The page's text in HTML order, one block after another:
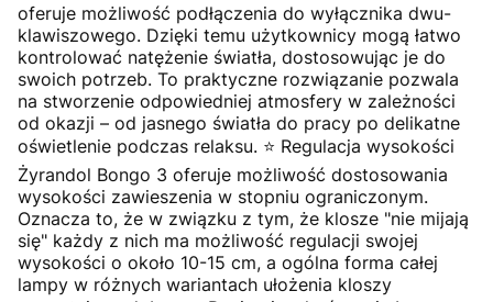
oferuje możliwość podłączenia do wyłącznika dwu-
klawiszowego. Dzięki temu użytkownicy mogą łatwo
kontrolować natężenie światła, dostosowując je do
swoich potrzeb. To praktyczne rozwiązanie pozwala
na stworzenie odpowiedniej atmosfery w zależności
od okazji – od jasnego światła do pracy po delikatne
oświetlenie podczas relaksu. ⭐ Regulacja wysokości
Żyrandol Bongo 3 oferuje możliwość dostosowania
wysokości zawieszenia w stopniu ograniczonym.
Oznacza to, że w związku z tym, że klosze "nie mijają
się" każdy z nich ma możliwość regulacji swojej
wysokości o około 10-15 cm, a ogólna forma całej
lampy w różnych wariantach ułożenia kloszy